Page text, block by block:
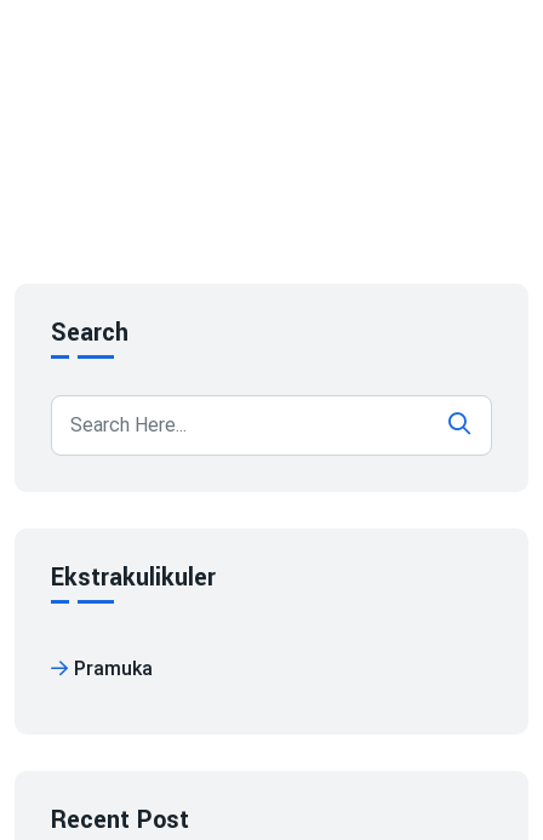
Search
Ekstrakulikuler
Pramuka
Recent Post